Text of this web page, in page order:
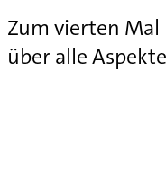
Zum vierten Mal
über alle